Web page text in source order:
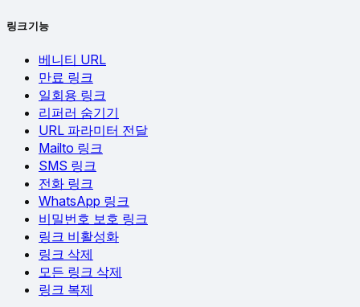
링크 기능
베니티 URL
만료 링크
일회용 링크
리퍼러 숨기기
URL 파라미터 전달
Mailto 링크
SMS 링크
전화 링크
WhatsApp 링크
비밀번호 보호 링크
링크 비활성화
링크 삭제
모든 링크 삭제
링크 복제